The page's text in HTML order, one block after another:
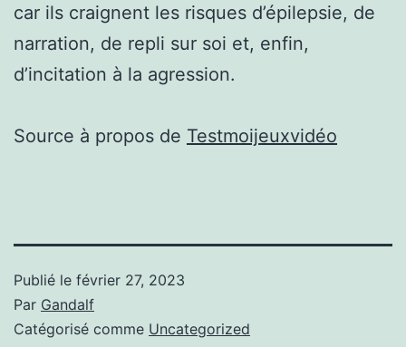
car ils craignent les risques d’épilepsie, de
narration, de repli sur soi et, enfin,
d’incitation à la agression.
Source à propos de Testmoijeuxvidéo
Publié le février 27, 2023
Par Gandalf
Catégorisé comme Uncategorized